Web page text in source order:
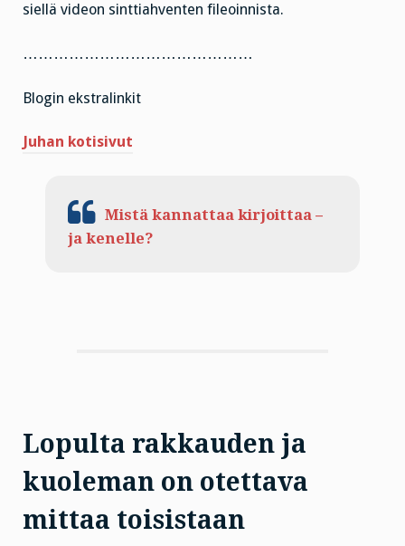
siellä videon sinttiahventen fileoinnista.
………………………………………
Blogin ekstralinkit
Juhan kotisivut
Mistä kannattaa kirjoittaa –
ja kenelle?
Lopulta rakkauden ja
kuoleman on otettava
mittaa toisistaan